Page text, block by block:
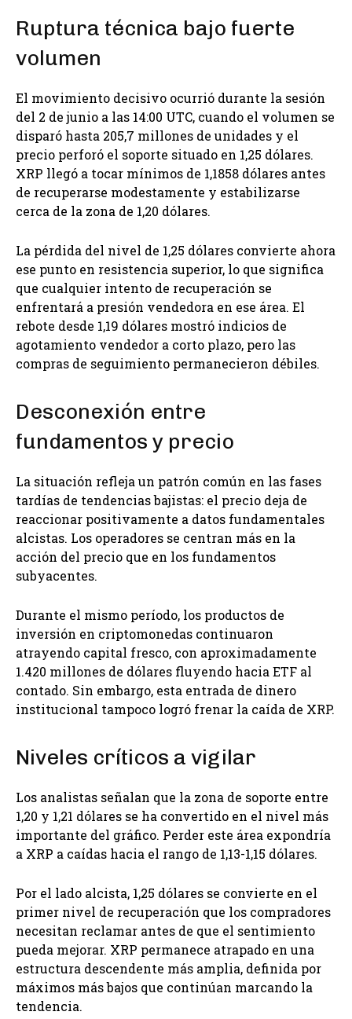
Ruptura técnica bajo fuerte
volumen
El movimiento decisivo ocurrió durante la sesión
del 2 de junio a las 14:00 UTC, cuando el volumen se
disparó hasta 205,7 millones de unidades y el
precio perforó el soporte situado en 1,25 dólares.
XRP llegó a tocar mínimos de 1,1858 dólares antes
de recuperarse modestamente y estabilizarse
cerca de la zona de 1,20 dólares.
La pérdida del nivel de 1,25 dólares convierte ahora
ese punto en resistencia superior, lo que significa
que cualquier intento de recuperación se
enfrentará a presión vendedora en ese área. El
rebote desde 1,19 dólares mostró indicios de
agotamiento vendedor a corto plazo, pero las
compras de seguimiento permanecieron débiles.
Desconexión entre
fundamentos y precio
La situación refleja un patrón común en las fases
tardías de tendencias bajistas: el precio deja de
reaccionar positivamente a datos fundamentales
alcistas. Los operadores se centran más en la
acción del precio que en los fundamentos
subyacentes.
Durante el mismo período, los productos de
inversión en criptomonedas continuaron
atrayendo capital fresco, con aproximadamente
1.420 millones de dólares fluyendo hacia ETF al
contado. Sin embargo, esta entrada de dinero
institucional tampoco logró frenar la caída de XRP.
Niveles críticos a vigilar
Los analistas señalan que la zona de soporte entre
1,20 y 1,21 dólares se ha convertido en el nivel más
importante del gráfico. Perder este área expondría
a XRP a caídas hacia el rango de 1,13-1,15 dólares.
Por el lado alcista, 1,25 dólares se convierte en el
primer nivel de recuperación que los compradores
necesitan reclamar antes de que el sentimiento
pueda mejorar. XRP permanece atrapado en una
estructura descendente más amplia, definida por
máximos más bajos que continúan marcando la
tendencia.